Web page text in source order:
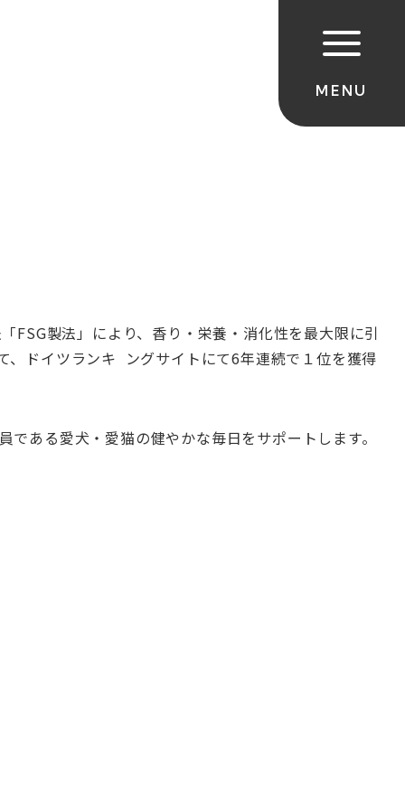
FSG製法」により、香り・栄養・ 消化性を最大限に引
ドイツランキ ングサイトにて6年連続で１位を獲得
である愛犬・ 愛猫の健やかな毎日をサポートします。